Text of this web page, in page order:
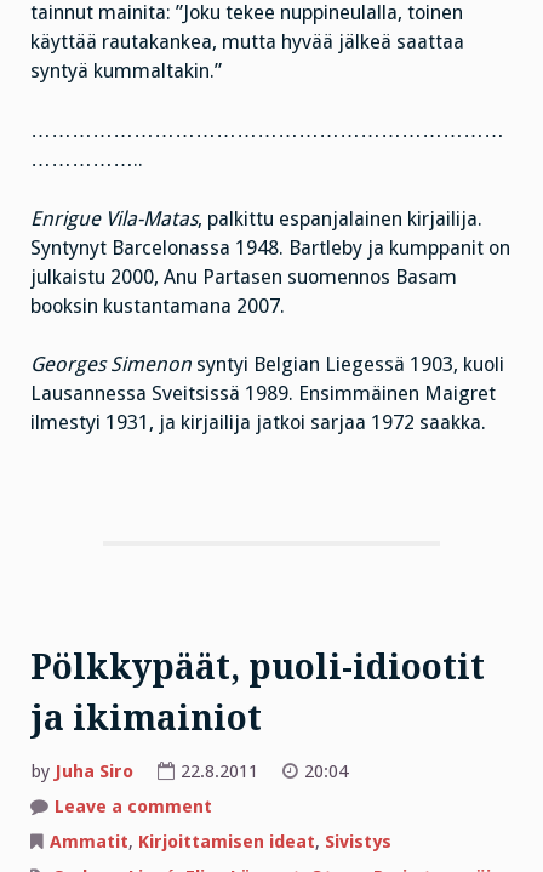
tainnut mainita: ”Joku tekee nuppineulalla, toinen
käyttää rautakankea, mutta hyvää jälkeä saattaa
syntyä kummaltakin.”
……………………………………………………………
……………..
Enrigue Vila-Matas, palkittu espanjalainen kirjailija.
Syntynyt Barcelonassa 1948. Bartleby ja kumppanit on
julkaistu 2000, Anu Partasen suomennos Basam
booksin kustantamana 2007.
Georges Simenon syntyi Belgian Liegessä 1903, kuoli
Lausannessa Sveitsissä 1989. Ensimmäinen Maigret
ilmestyi 1931, ja kirjailija jatkoi sarjaa 1972 saakka.
Pölkkypäät, puoli-idiootit
ja ikimainiot
by Juha Siro 22.8.2011
20:04
Leave a comment
puoli-
Ammatit, Kirjoittamisen ideat, Sivistys